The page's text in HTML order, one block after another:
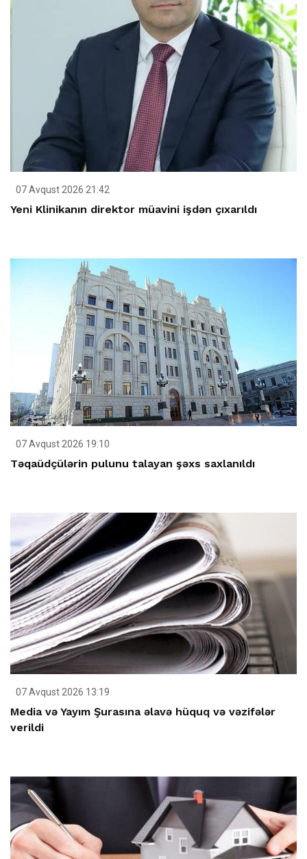
07 Avqust 2026 21:42
Yeni Klinikanın direktor müavini işdən çıxarıldı
07 Avqust 2026 19:10
Təqaüdçülərin pulunu talayan şəxs saxlanıldı
07 Avqust 2026 13:19
Media və Yayım Şurasına əlavə hüquq və vəzifələr
verildi